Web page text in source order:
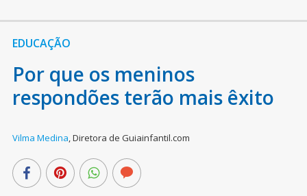
EDUCAÇÃO
Por que os meninos
respondões terão mais êxito
Vilma Medina,Diretora de Guiainfantil.com